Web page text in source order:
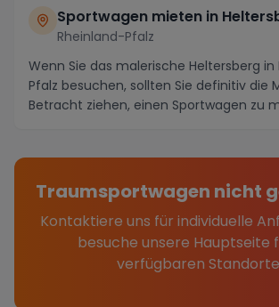
Sportwagen mieten in
Rheinland-Pfalz
Wenn Sie das malerische Heltersberg in
Pfalz besuchen, sollten Sie definitiv die
Betracht ziehen, einen Sportwagen zu
Traumsportwagen nicht
Kontaktiere uns für individuelle
besuche unsere Hauptseite
verfügbaren